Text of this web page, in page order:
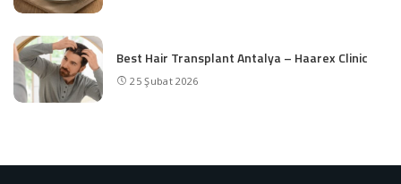
Best Hair Transplant Antalya – Haarex Clinic
25 Şubat 2026